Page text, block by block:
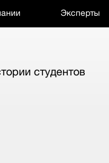
Эксперты
студентов